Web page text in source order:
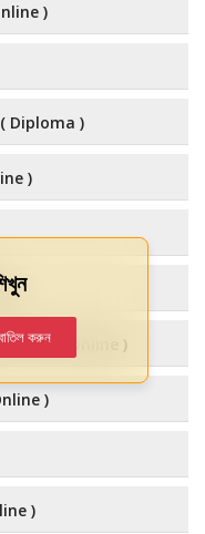
)
Diploma )
)
)
( Online )
)
)
করুন